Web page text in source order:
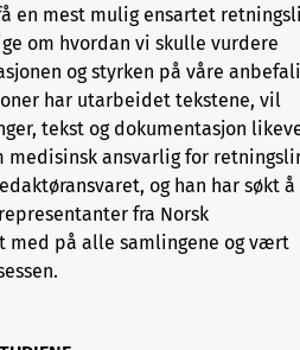
en mest mulig ensartet
om hvordan vi skulle vurdere
og styrken på våre
har utarbeidet tekstene, vil
tekst og dokumentasjon
medisinsk ansvarlig for
og han har søkt å
fra Norsk
på alle samlingene og vært